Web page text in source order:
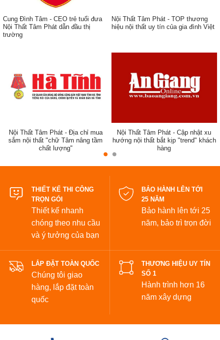
Cung Đình Tâm - CEO trẻ tuổi đưa
Nội Thất Tâm Phát dẫn đầu thị
trường
Nội Thất Tâm Phát - TOP thương
hiệu nội thất uy tín của gia đình Việt
Nội Thất Tâm Phát - Địa chỉ mua
sắm nội thất "chữ Tâm nâng tầm
chất lượng"
Nội Thất Tâm Phát - Cập nhật xu
hướng nội thất bắt kịp "trend" khách
hàng
THIẾT KẾ THI CÔNG
TRỌN GÓI
Thiết kế nhanh
chóng theo nhu cầu
và ý tưởng của bạn
BẢO HÀNH LÊN TỚI
25 NĂM
Bảo hành lên tới 25
năm, bảo trì trọn đời
LẮP ĐẶT TOÀN QUỐC
Chúng tôi giao
hàng, lắp đặt toàn
quốc
THƯƠNG HIỆU UY TÍN
SỐ 1
Hành trình hơn 16
năm xây dựng